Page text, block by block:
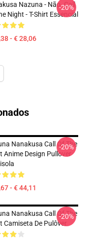
Nazuna - Não. Call
Night - T-Shirt Essencial
- € 28,06
-20%
Nanakusa Call Of The
Anime Design Pullover
- € 44,11
-20%
Nanakusa Call Of The
Camiseta De Pulôver
-20%